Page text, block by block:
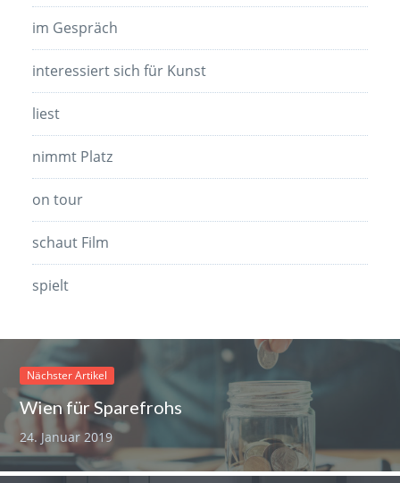
im Gespräch
interessiert sich für Kunst
liest
nimmt Platz
on tour
schaut Film
spielt
Nächster Artikel
Wien für Sparefrohs
24. Januar 2019